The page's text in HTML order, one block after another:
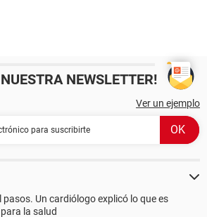
NEWSLETTER!
Ver un ejemplo
pasos. Un cardiólogo explicó lo que es
la salud